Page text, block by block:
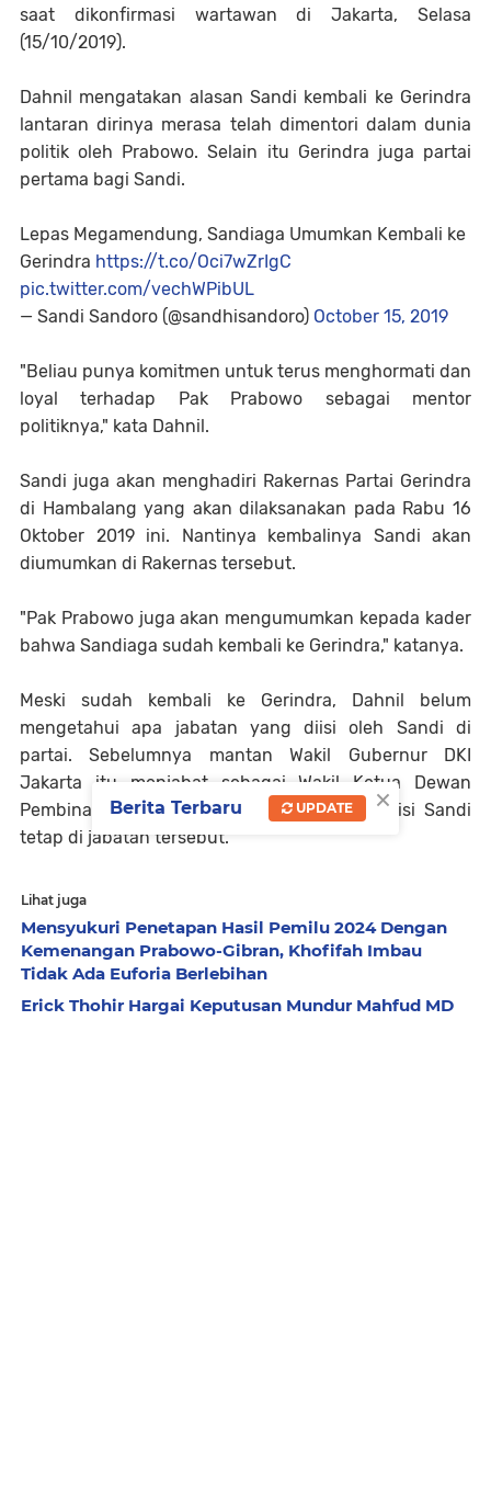
saat dikonfirmasi wartawan di Jakarta, Selasa
(15/10/2019).
Dahnil mengatakan alasan Sandi kembali ke Gerindra
lantaran dirinya merasa telah dimentori dalam dunia
politik oleh Prabowo. Selain itu Gerindra juga partai
pertama bagi Sandi.
Lepas Megamendung, Sandiaga Umumkan Kembali ke
Gerindra https://t.co/Oci7wZrIgC
pic.twitter.com/vechWPibUL
— Sandi Sandoro (@sandhisandoro) October 15, 2019
"Beliau punya komitmen untuk terus menghormati dan
loyal terhadap Pak Prabowo sebagai mentor
politiknya," kata Dahnil.
Sandi juga akan menghadiri Rakernas Partai Gerindra
di Hambalang yang akan dilaksanakan pada Rabu 16
Oktober 2019 ini. Nantinya kembalinya Sandi akan
diumumkan di Rakernas tersebut.
"Pak Prabowo juga akan mengumumkan kepada kader
bahwa Sandiaga sudah kembali ke Gerindra," katanya.
Meski sudah kembali ke Gerindra, Dahnil belum
mengetahui apa jabatan yang diisi oleh Sandi di
partai. Sebelumnya mantan Wakil Gubernur DKI
Jakarta itu menjabat sebagai Wakil Ketua Dewan
Pembina Partai Gerindra. Dan kabarnya posisi Sandi
tetap di jabatan tersebut.
Lihat juga
Mensyukuri Penetapan Hasil Pemilu 2024 Dengan
Kemenangan Prabowo-Gibran, Khofifah Imbau
Tidak Ada Euforia Berlebihan
Erick Thohir Hargai Keputusan Mundur Mahfud MD
×
Berita Terbaru UPDATE